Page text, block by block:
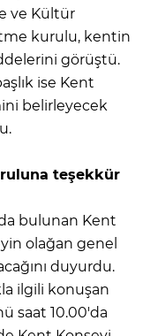
ve Kültür
kurulu, kentin
görüştü.
ise Kent
belirleyecek
teşekkür
bulunan Kent
olağan genel
duyurdu.
ilgili konuşan
saat 10.00'da